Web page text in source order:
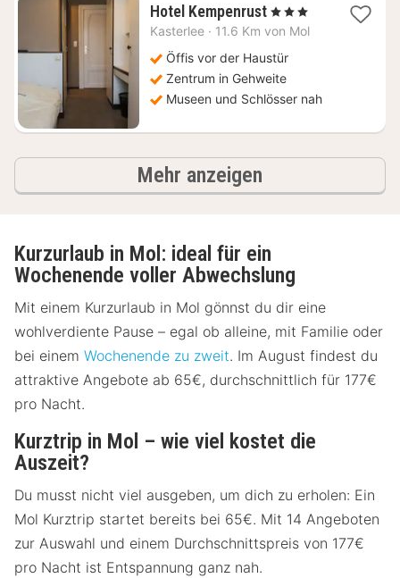
Hotel Kempenrust1
Nacht
75,13
€
, 3 Sterne
Kasterlee · 11.6 Km von Mol
Öffis vor der Haustür
Zentrum in Gehweite
Museen und Schlösser nah
Mehr anzeigen
Kurzurlaub in Mol: ideal für ein
Wochenende voller Abwechslung
Mit einem Kurzurlaub in Mol gönnst du dir eine
wohlverdiente Pause – egal ob alleine, mit Familie oder
bei einem Wochenende zu zweit. Im August findest du
attraktive Angebote ab 65€, durchschnittlich für 177€
pro Nacht.
Kurztrip in Mol – wie viel kostet die
Auszeit?
Du musst nicht viel ausgeben, um dich zu erholen: Ein
Mol Kurztrip startet bereits bei 65€. Mit 14 Angeboten
zur Auswahl und einem Durchschnittspreis von 177€
pro Nacht ist Entspannung ganz nah.